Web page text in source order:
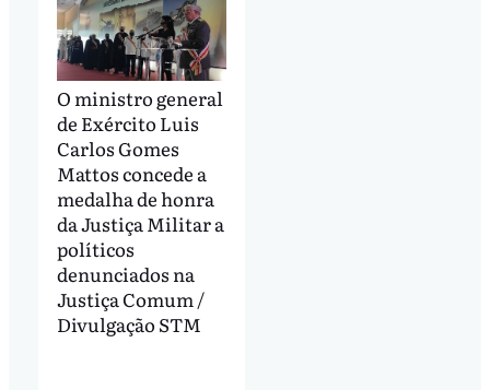
O ministro general
de Exército Luis
Carlos Gomes
Mattos concede a
medalha de honra
da Justiça Militar a
políticos
denunciados na
Justiça Comum /
Divulgação STM